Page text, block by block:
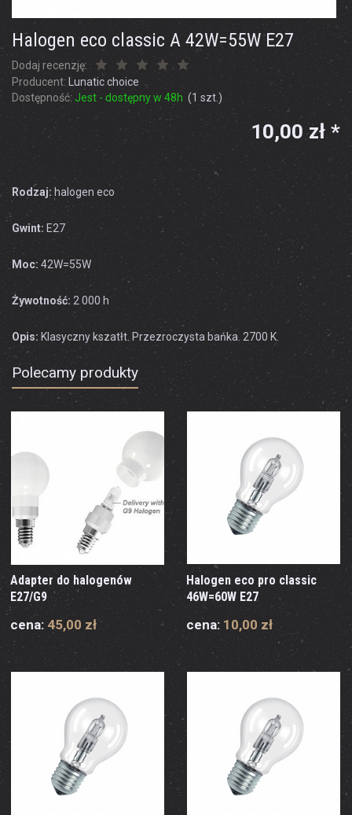
Halogen eco classic A 42W=55W E27
Dodaj recenzję:
Producent:
Lunatic choice
Dostępność:Jest - dostępny w 48h (1 szt.)
10,00 zł *
Rodzaj: halogen eco
Gwint: E27
Moc: 42W=55W
Żywotność: 2 000 h
Opis: Klasyczny kszatłt. Przezroczysta bańka. 2700 K.
Polecamy produkty
Adapter do halogenów
E27/G9
cena: 45,00 zł
Halogen eco pro classic
46W=60W E27
cena: 10,00 zł